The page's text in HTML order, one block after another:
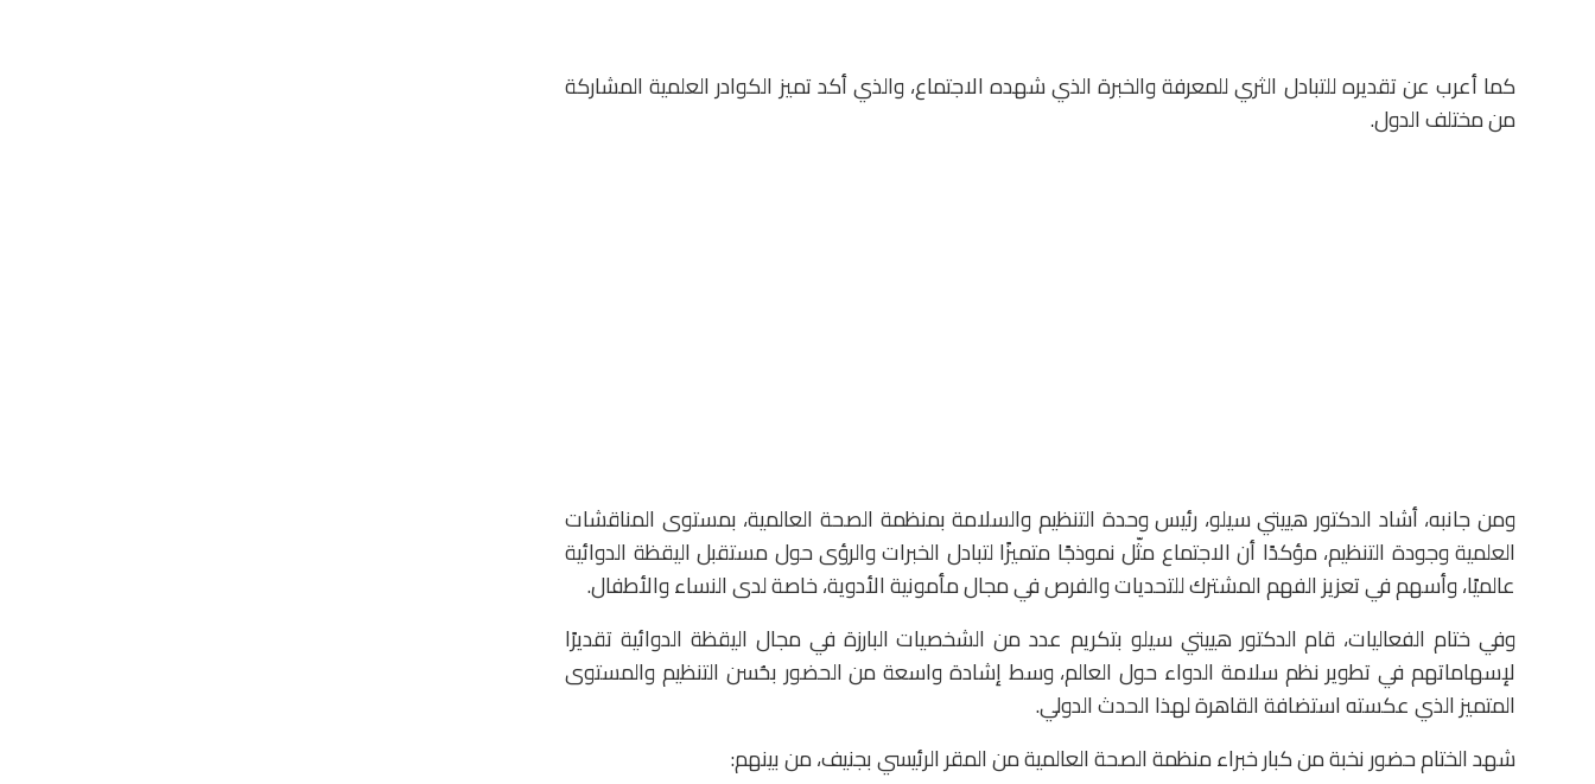
كما أعرب عن تقديره للتبادل الثري للمعرفة والخبرة الذي شهده الاجتماع، والذي أكد تميز الكوادر العلمية المشاركة
من مختلف الدول.
ومن جانبه، أشاد الدكتور هييتي سيلو، رئيس وحدة التنظيم والسلامة بمنظمة الصحة العالمية، بمستوى المناقشات
العلمية وجودة التنظيم، مؤكدًا أن الاجتماع مثّل نموذجًا متميزًا لتبادل الخبرات والرؤى حول مستقبل اليقظة الدوائية
عالميًا، وأسهم في تعزيز الفهم المشترك للتحديات والفرص في مجال مأمونية الأدوية، خاصة لدى النساء والأطفال.
وفي ختام الفعاليات، قام الدكتور هييتي سيلو بتكريم عدد من الشخصيات البارزة في مجال اليقظة الدوائية تقديرًا
لإسهاماتهم في تطوير نظم سلامة الدواء حول العالم، وسط إشادة واسعة من الحضور بحُسن التنظيم والمستوى
المتميز الذي عكسته استضافة القاهرة لهذا الحدث الدولي.
شهد الختام حضور نخبة من كبار خبراء منظمة الصحة العالمية من المقر الرئيسي بجنيف، من بينهم: